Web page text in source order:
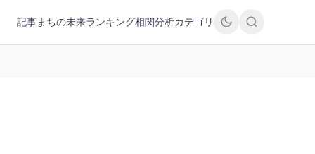
記事まちの未来ランキング相関分析カテゴリ